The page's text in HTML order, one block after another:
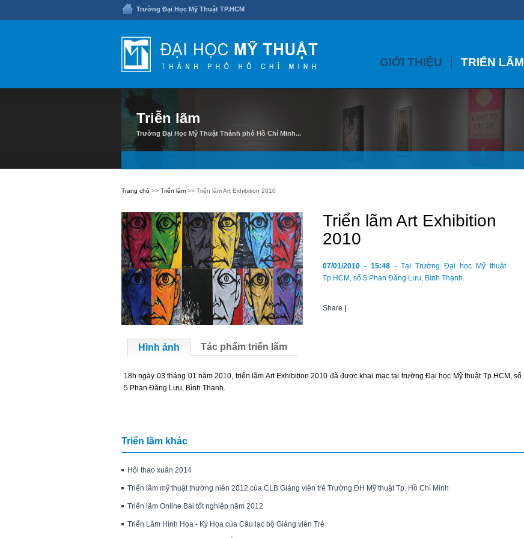
Trường Đại Học Mỹ Thuật TP.HCM
TRIỂN LÃM
GIỚI THIỆU
Triễn lãm
Trường Đại Học Mỹ Thuật Thành phố Hồ Chí Minh...
Trang chủ >> Triển lãm >> Triển lãm Art Exhibition 2010
Triển lãm Art Exhibition
2010
07/01/2010 - 15:48 - Tại Trường Đại học Mỹ thuật
Tp.HCM, số 5 Phan Đăng Lưu, Bình Thạnh.
Share
Hình ảnh Tác phẩm triển lãm
18h ngày 03 tháng 01 năm 2010, triển lãm Art Exhibition 2010 đã được khai mạc tại trường Đại học Mỹ thuật Tp.HCM, số
5 Phan Đăng Lưu, Bình Thạnh.
Triển lãm khác
Hội thao xuân 2014
Triển lãm mỹ thuật thường niên 2012 của CLB Giảng viên trẻ Trường ĐH Mỹ thuật Tp. Hồ Chí Minh
Triển lãm Online Bài tốt nghiệp năm 2012
Triển Lãm Hình Họa - Ký Họa của Câu lạc bộ Giảng viên Trẻ